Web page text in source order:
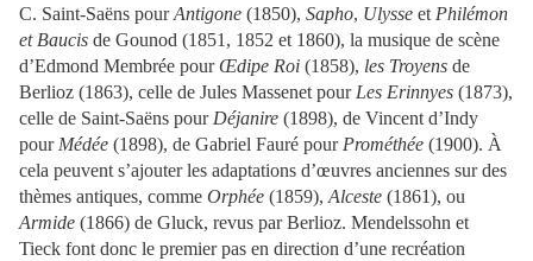
C. Saint-Saëns pourAntigone (1850), Sapho, Ulysse et Philémon
et Baucis de Gounod (1851, 1852 et 1860), la musique de scène
d’Edmond Membrée pourŒdipe Roi (1858), les Troyens de
Berlioz (1863), celle de Jules Massenet pour Les Erinnyes (1873),
celle de Saint-Saëns pour Déjanire (1898), de Vincent d’Indy
pour Médée (1898), de Gabriel Fauré pour Prométhée (1900). À
cela peuvent s’ajouter les adaptations d’œuvres anciennes sur des
thèmes antiques, comme Orphée (1859), Alceste (1861), ou
Armide (1866) de Gluck, revus par Berlioz. Mendelssohn et
Tieck font donc le premier pas en direction d’une recréation